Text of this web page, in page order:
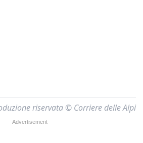
riservata © Corriere delle Alpi